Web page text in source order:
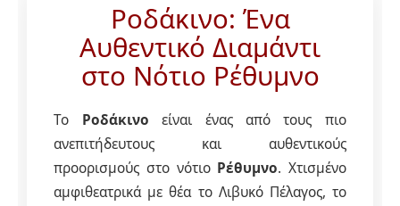
📞 Επικοινωνία
ρέθυμνο
Ροδάκινο: Ένα
Αυθεντικό Διαμάντι
στο Νότιο Ρέθυμνο
Το Ροδάκινο είναι ένας από τους πιο
ανεπιτήδευτους και αυθεντικούς
προορισμούς στο νότιο Ρέθυμνο. Χτισμένο
αμφιθεατρικά με θέα το Λιβυκό Πέλαγος, το